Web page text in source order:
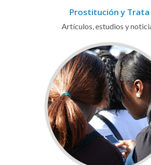
Prostitución y Trata
Artículos, estudios y